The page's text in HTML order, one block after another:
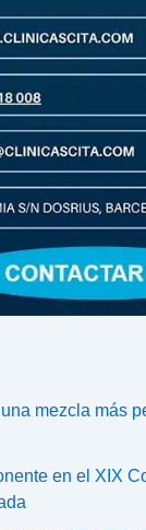
mezcla más
en el XIX